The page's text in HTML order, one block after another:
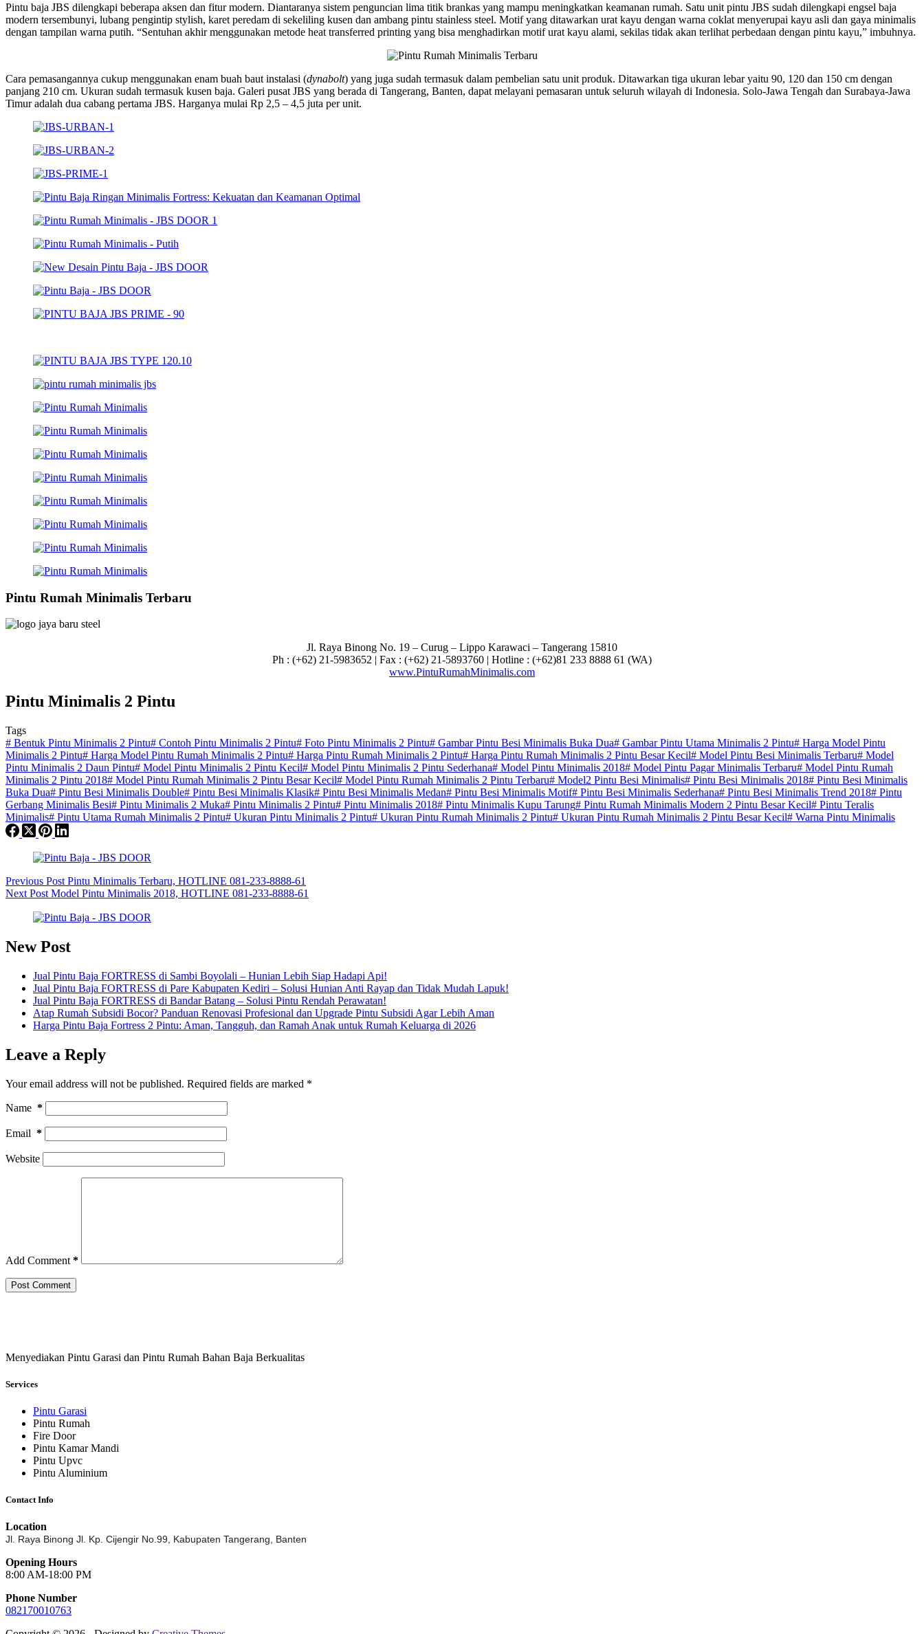
Pintu baja JBS dilengkapi beberapa aksen dan fitur modern. Diantaranya sistem penguncian lima titik brankas yang mampu meningkatkan keamanan rumah. Satu unit pintu JBS sudah dilengkapi engsel baja
modern tersembunyi, lubang pengintip stylish, karet peredam di sekeliling kusen dan ambang pintu stainless steel. Motif yang ditawarkan urat kayu dengan warna coklat menyerupai kayu asli dan gaya minimalis
dengan tampilan warna putih. “Sentuhan akhir menggunakan metode heat transferred printing yang bisa menghadirkan motif urat kayu alami, sekilas tidak akan terlihat perbedaan dengan pintu kayu,” imbuhnya.
Cara pemasangannya cukup menggunakan enam buah baut instalasi (dynabolt) yang juga sudah termasuk dalam pembelian satu unit produk. Ditawarkan tiga ukuran lebar yaitu 90, 120 dan 150 cm dengan
panjang 210 cm. Ukuran sudah termasuk kusen baja. Galeri pusat JBS yang berada di Tangerang, Banten, dapat melayani pemasaran untuk seluruh wilayah di Indonesia. Solo-Jawa Tengah dan Surabaya-Jawa
Timur adalah dua cabang pertama JBS. Harganya mulai Rp 2,5 – 4,5 juta per unit.
Pintu Rumah Minimalis Terbaru
Jl. Raya Binong No. 19 – Curug – Lippo Karawaci – Tangerang 15810
Ph : (+62) 21-5983652 | Fax : (+62) 21-5893760 | Hotline : (+62)81 233 8888 61 (WA)
www.PintuRumahMinimalis.com
Pintu Minimalis 2 Pintu
Tags
# Bentuk Pintu Minimalis 2 Pintu# Contoh Pintu Minimalis 2 Pintu# Foto Pintu Minimalis 2 Pintu# Gambar Pintu Besi Minimalis Buka Dua# Gambar Pintu Utama Minimalis 2 Pintu# Harga Model Pintu
Minimalis 2 Pintu# Harga Model Pintu Rumah Minimalis 2 Pintu# Harga Pintu Rumah Minimalis 2 Pintu# Harga Pintu Rumah Minimalis 2 Pintu Besar Kecil# Model Pintu Besi Minimalis Terbaru# Model
Pintu Minimalis 2 Daun Pintu# Model Pintu Minimalis 2 Pintu Kecil# Model Pintu Minimalis 2 Pintu Sederhana# Model Pintu Minimalis 2018# Model Pintu Pagar Minimalis Terbaru# Model Pintu Rumah
Minimalis 2 Pintu 2018# Model Pintu Rumah Minimalis 2 Pintu Besar Kecil# Model Pintu Rumah Minimalis 2 Pintu Terbaru# Model2 Pintu Besi Minimalis# Pintu Besi Minimalis 2018# Pintu Besi Minimalis
Buka Dua# Pintu Besi Minimalis Double# Pintu Besi Minimalis Klasik# Pintu Besi Minimalis Medan# Pintu Besi Minimalis Motif# Pintu Besi Minimalis Sederhana# Pintu Besi Minimalis Trend 2018# Pintu
Gerbang Minimalis Besi# Pintu Minimalis 2 Muka# Pintu Minimalis 2 Pintu# Pintu Minimalis 2018# Pintu Minimalis Kupu Tarung# Pintu Rumah Minimalis Modern 2 Pintu Besar Kecil# Pintu Teralis
Minimalis# Pintu Utama Rumah Minimalis 2 Pintu# Ukuran Pintu Minimalis 2 Pintu# Ukuran Pintu Rumah Minimalis 2 Pintu# Ukuran Pintu Rumah Minimalis 2 Pintu Besar Kecil# Warna Pintu Minimalis
Previous Post Pintu Minimalis Terbaru, HOTLINE 081-233-8888-61
Next Post Model Pintu Minimalis 2018, HOTLINE 081-233-8888-61
New Post
Jual Pintu Baja FORTRESS di Sambi Boyolali – Hunian Lebih Siap Hadapi Api!
Jual Pintu Baja FORTRESS di Pare Kabupaten Kediri – Solusi Hunian Anti Rayap dan Tidak Mudah Lapuk!
Jual Pintu Baja FORTRESS di Bandar Batang – Solusi Pintu Rendah Perawatan!
Atap Rumah Subsidi Bocor? Panduan Renovasi Profesional dan Upgrade Pintu Subsidi Agar Lebih Aman
Harga Pintu Baja Fortress 2 Pintu: Aman, Tangguh, dan Ramah Anak untuk Rumah Keluarga di 2026
Leave a Reply
Your email address will not be published. Required fields are marked *
Name *
Email *
Website
Add Comment *
Post Comment
Menyediakan Pintu Garasi dan Pintu Rumah Bahan Baja Berkualitas
Services
Pintu Garasi
Pintu Rumah
Fire Door
Pintu Kamar Mandi
Pintu Upvc
Pintu Aluminium
Contact Info
Location
Jl. Raya Binong Jl. Kp. Cijengir No.99, Kabupaten Tangerang, Banten
Opening Hours
8:00 AM-18:00 PM
Phone Number
082170010763